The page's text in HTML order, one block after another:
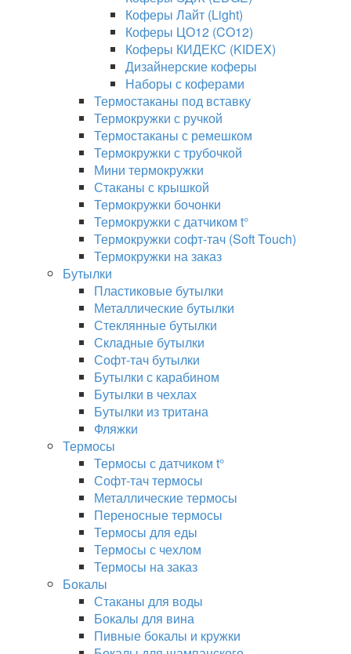
Коферы Лайт (Light)
Коферы ЦО12 (CO12)
Коферы КИДЕКС (KIDEX)
Дизайнерские коферы
Наборы с коферами
Термостаканы под вставку
Термокружки с ручкой
Термостаканы с ремешком
Термокружки с трубочкой
Мини термокружки
Стаканы с крышкой
Термокружки бочонки
Термокружки с датчиком t°
Термокружки софт-тач (Soft Touch)
Термокружки на заказ
Бутылки
Пластиковые бутылки
Металлические бутылки
Стеклянные бутылки
Складные бутылки
Софт-тач бутылки
Бутылки с карабином
Бутылки в чехлах
Бутылки из тритана
Фляжки
Термосы
Термосы с датчиком t°
Софт-тач термосы
Металлические термосы
Переносные термосы
Термосы для еды
Термосы с чехлом
Термосы на заказ
Бокалы
Стаканы для воды
Бокалы для вина
Пивные бокалы и кружки